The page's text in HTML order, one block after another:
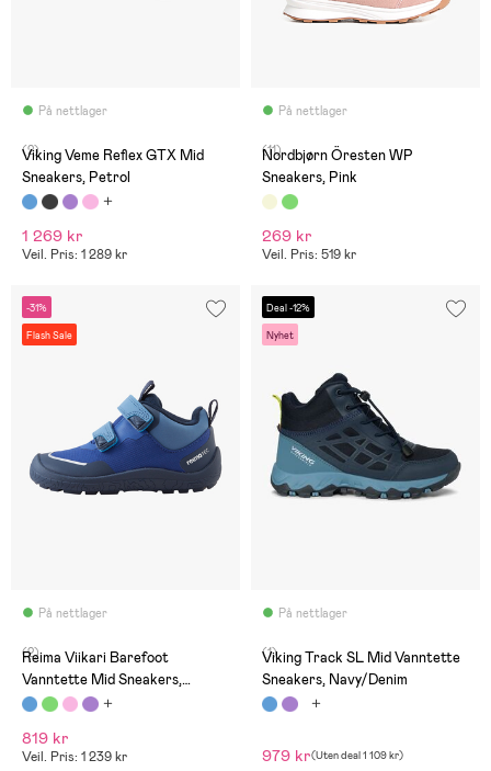
På nettlager
(2)
Viking Veme Reflex GTX Mid
Sneakers, Petrol
1 269 kr
Veil. Pris: 1 289 kr
På nettlager
(11)
Nordbjørn Öresten WP
Sneakers, Pink
269 kr
Veil. Pris: 519 kr
-31%
Flash Sale
På nettlager
(2)
Reima Viikari Barefoot
Vanntette Mid Sneakers,
Twilight Blue
819 kr
Veil. Pris: 1 239 kr
Deal -12%
Nyhet
På nettlager
(1)
Viking Track SL Mid Vanntette
Sneakers, Navy/Denim
979 kr(Uten deal1 109 kr)